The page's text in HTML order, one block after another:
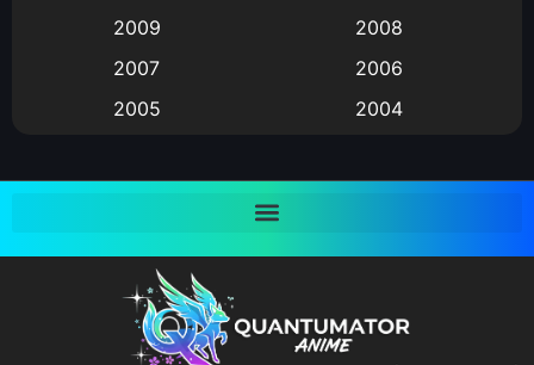
Big tits (นมใหญ่)
Bitch (ผู้หญิงร่าน)
Bondage (ทาส)(1)
(1)
2009
2008
2007
2006
2005
2004
2001
2000
1997
1993
1991